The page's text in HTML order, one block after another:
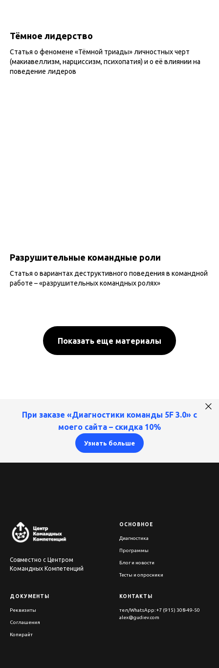
Тёмное лидерство
Статья о феномене «Тёмной триады» личностных черт
(макиавеллизм, нарциссизм, психопатия) и о её влиянии на
поведение лидеров
Разрушительные командные роли
Статья о вариантах деструктивного поведения в командной
работе – «разрушительных командных ролях»
Показать еще материалы
При заказе «Диагностики команды 5F 3.0» с
моего сайта – cкидка 10%
Узнать больше
Совместно с Центром
Командных Компетенций
ОСНОВНОЕ
Диагностика
Программы
Блог и новости
Тесты и опросники
ДОКУМЕНТЫ
Реквизиты
Соглашения
Копирайт
КОНТАКТЫ
тел/WhatsApp: +7 (915) 308-49-50
alex@gudiev.com